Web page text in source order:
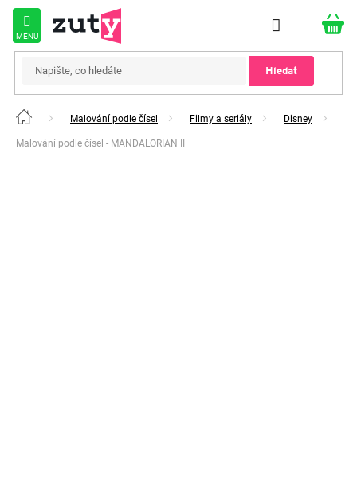
Přejít
obsah
Hledat
Domů Malování podle čísel Filmy a seriály Disney
Malování podle čísel - MANDALORIAN II